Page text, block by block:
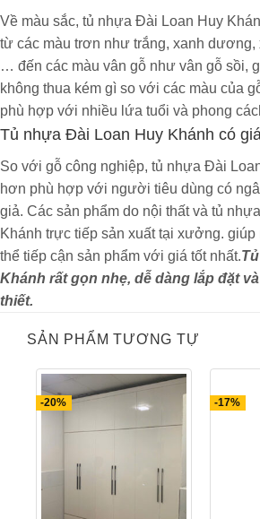
Về màu sắc, tủ nhựa Đài Loan Huy
từ các màu trơn như trắng, xanh dương,
… đến các màu vân gỗ như vân gỗ sồi,
không thua kém gì so với các màu của
phù hợp với nhiều lứa tuổi và phong
Tủ nhựa Đài Loan Huy Khánh có
So với gỗ công nghiệp, tủ nhựa Đài
hơn phù hợp với người tiêu dùng có
giả. Các sản phẩm do nội thất và tủ
Khánh trực tiếp sản xuất tại xưởng.
thể tiếp cận sản phẩm với giá tốt nhất.
Khánh rất gọn nhẹ, dễ dàng lắp đặt
thiết.
SẢN PHẨM TƯƠNG TỰ
-20% -17%